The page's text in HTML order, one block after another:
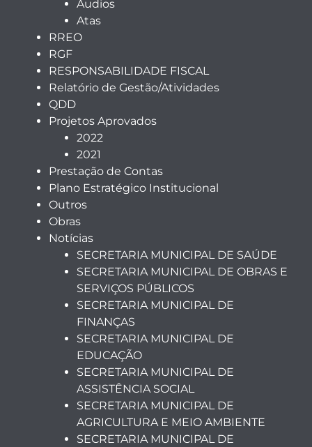
Audios
Atas
RREO
RGF
RESPONSABILIDADE FISCAL
Relatório de Gestão/Atividades
QDD
Projetos Aprovados
2022
2021
Prestação de Contas
Plano Estratégico Institucional
Outros
Obras
Notícias
SECRETARIA MUNICIPAL DE SAÚDE
SECRETARIA MUNICIPAL DE OBRAS E
SERVIÇOS PÚBLICOS
SECRETARIA MUNICIPAL DE
FINANÇAS
SECRETARIA MUNICIPAL DE
EDUCAÇÃO
SECRETARIA MUNICIPAL DE
ASSISTÊNCIA SOCIAL
SECRETARIA MUNICIPAL DE
AGRICULTURA E MEIO AMBIENTE
SECRETARIA MUNICIPAL DE